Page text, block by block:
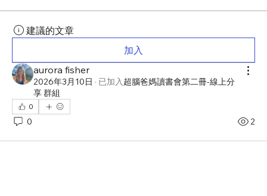
建議的文章
加入
aurora fisher
2026年3月10日 · 已加入超腦爸媽讀書會第二冊-線上分
享 群組
0
0 2